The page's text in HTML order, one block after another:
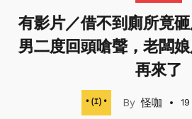
有影片／借不到廁所竟
男二度回頭嗆聲，老闆
再來了
怪咖